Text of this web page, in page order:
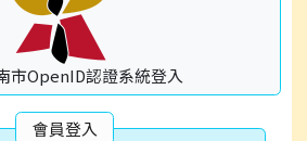
市OpenID認證系統登入
會員登入